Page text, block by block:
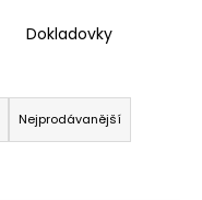
Dokladovky
Nejprodávanější